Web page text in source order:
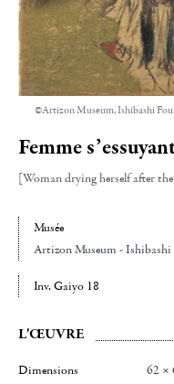
©Artizon Museum, Ishibashi
Femme
[Woman drying herself after
Musée
Artizon Museum -
Inv. Gaiyo 18
L'ŒUVRE
Dimensions 62 ×